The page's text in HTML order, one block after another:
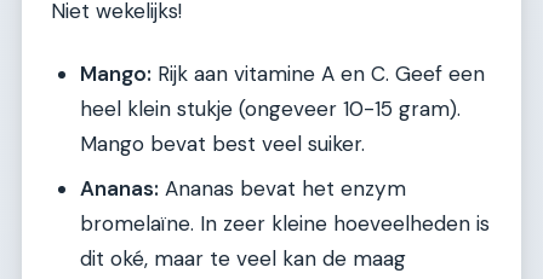
Niet wekelijks!
Mango: Rijk aan vitamine A en C. Geef een
heel klein stukje (ongeveer 10-15 gram).
Mango bevat best veel suiker.
Ananas: Ananas bevat het enzym
bromelaïne. In zeer kleine hoeveelheden is
dit oké, maar te veel kan de maag